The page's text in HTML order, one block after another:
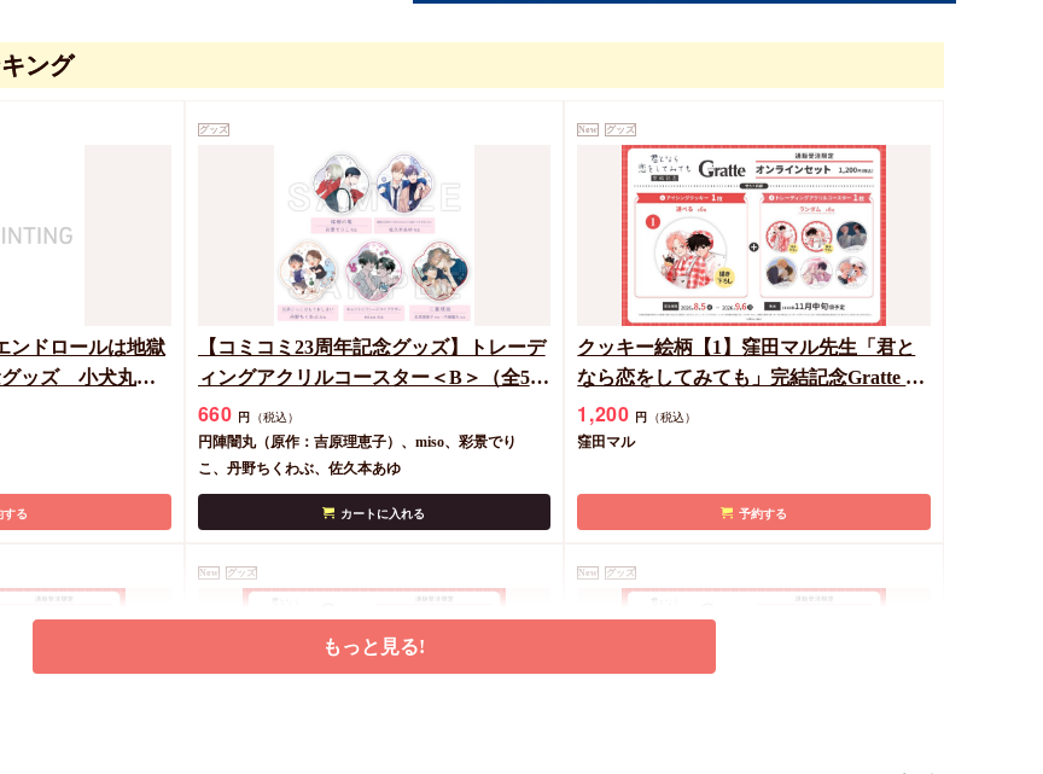
ング
ンドロールは地獄
グッズ 小犬丸嵐
ボード
する
グッズ
【コミコミ23周年記念グッズ】トレーデ
ィングアクリルコースター＜B＞（全5
種）
660 円 （税込）
円陣闇丸（原作：吉原理恵子）、miso、彩景でり
こ、丹野ちくわぶ、佐久本あゆ
カートに入れる
New グッズ
クッキー絵柄【1】窪田マル先生「君と
なら恋をしてみても」完結記念Gratte オ
ンラインセット 描き下ろし（有償特典
アクリルコースター付（全6種ランダ
1,200 円 （税込）
窪田マル
予約する
New グッズ New グッズ
もっと見る!